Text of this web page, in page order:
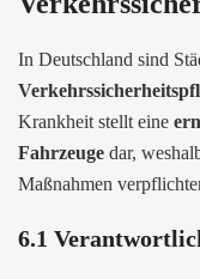
In Deutschland sind
Krankheit stellt eine
Fahrzeuge dar,
Maßnahmen
6.1